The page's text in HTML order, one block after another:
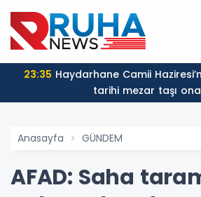
23:35
tarihi mezar taşı
Anasayfa GÜNDEM
AFAD: Saha